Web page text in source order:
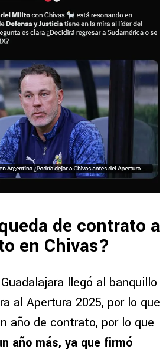
de contrato a
en Chivas?
llegó al banquillo
al Apertura 2025, por lo que
año de contrato, por lo que
año más, ya que firmó